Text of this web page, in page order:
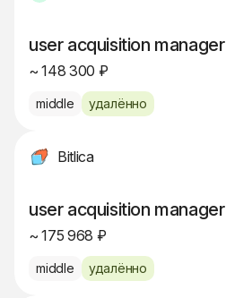
user acquisition manager
~ 148 300 ₽
middle удалённо
Bitlica
user acquisition manager
~ 175 968 ₽
middle удалённо